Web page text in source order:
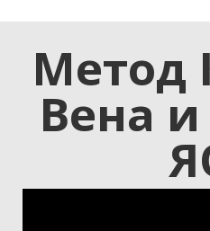
Метод
Вена